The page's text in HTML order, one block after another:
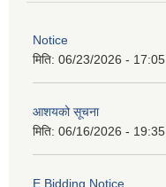
Notice
मिति: 06/23/2026 - 17:05
आशयको सूचना
मिति: 06/16/2026 - 19:35
E Bidding Notice